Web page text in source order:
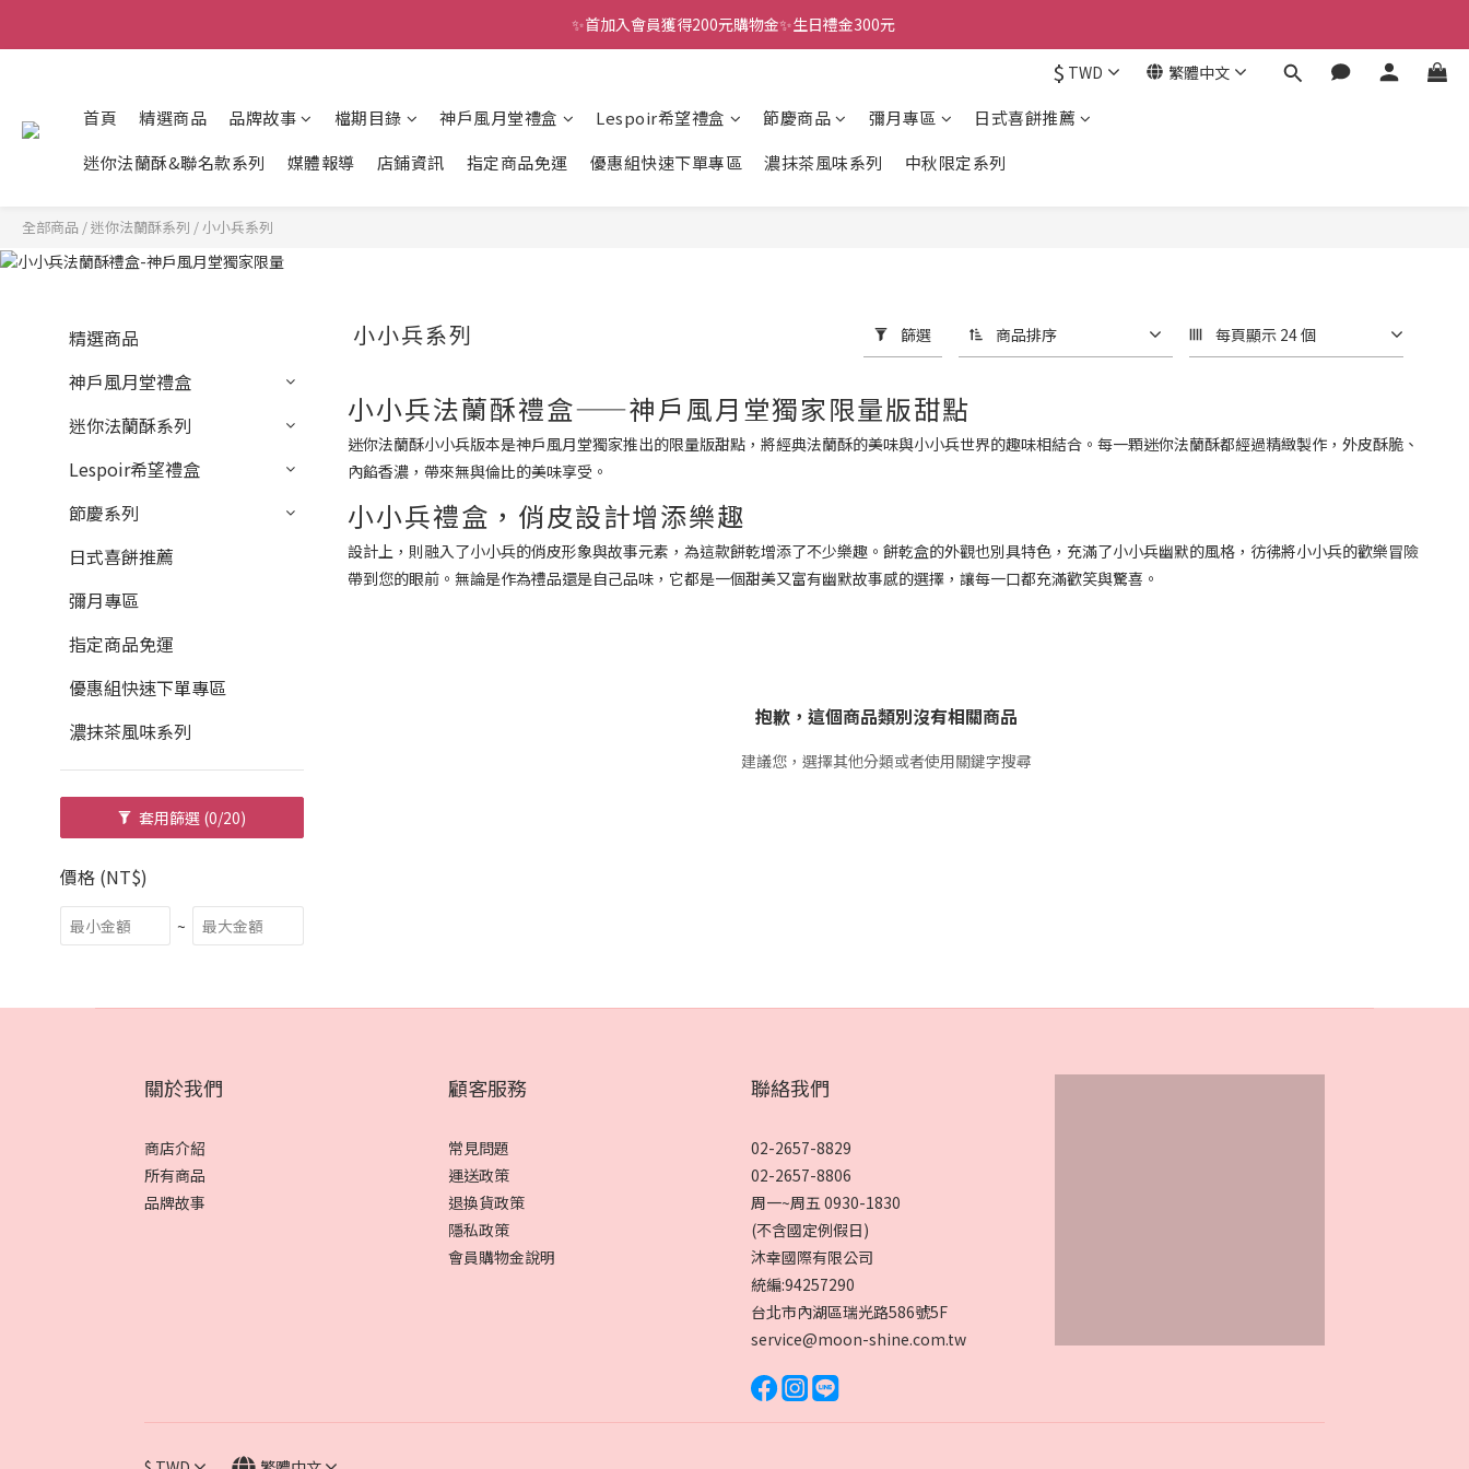
全館滿千免運
✨首加入會員獲得200元購物金✨生日禮金300元
$ TWD 繁體中文
首頁 精選商品 品牌故事 檔期目錄 神戶風月堂禮盒 Lespoir希望禮盒 節慶商品 彌月專區
日式喜餅推薦
迷你法蘭酥&聯名款系列
媒體報導 店鋪資訊 指定商品免運 優惠組快速下單專區 濃抹茶風味系列 中秋限定系列
全部商品 /迷你法蘭酥系列 /小小兵系列
精選商品
神戶風月堂禮盒
迷你法蘭酥系列
Lespoir希望禮盒
節慶系列
日式喜餅推薦
彌月專區
指定商品免運
優惠組快速下單專區
濃抹茶風味系列
套用篩選 (0/20)
價格 (NT$)
~
小小兵系列 篩選 商品排序 每頁顯示 24 個
小小兵法蘭酥禮盒——神戶風月堂獨家限量版甜點
迷你法蘭酥小小兵版本是神戶風月堂獨家推出的限量版甜點，將經典法蘭酥的美味與小小兵世界的趣味相結合。每一顆迷你法蘭酥都經過精緻製作，外皮酥脆、
內餡香濃，帶來無與倫比的美味享受。
小小兵禮盒，俏皮設計增添樂趣
設計上，則融入了小小兵的俏皮形象與故事元素，為這款餅乾增添了不少樂趣。餅乾盒的外觀也別具特色，充滿了小小兵幽默的風格，彷彿將小小兵的歡樂冒險
帶到您的眼前。無論是作為禮品還是自己品味，它都是一個甜美又富有幽默故事感的選擇，讓每一口都充滿歡笑與驚喜。
抱歉，這個商品類別沒有相關商品
建議您，選擇其他分類或者使用關鍵字搜尋
關於我們
商店介紹
所有商品
品牌故事
顧客服務
常見問題
運送政策
退換貨政策
隱私政策
會員購物金說明
聯絡我們
02-2657-8829
02-2657-8806
周一~周五 0930-1830
(不含國定例假日)
沐幸國際有限公司
統編:94257290
台北市內湖區瑞光路586號5F
service@moon-shine.com.tw